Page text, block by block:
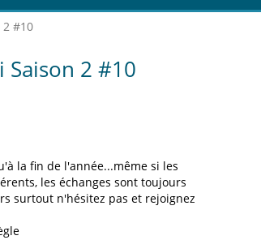
2 #10
Saison 2 #10
la fin de l'année...même si les
les échanges sont toujours
surtout n'hésitez pas et rejoignez